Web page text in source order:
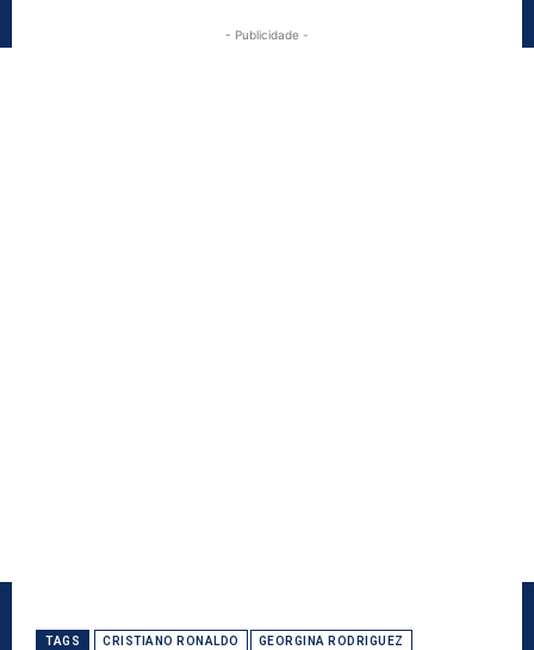
- Publicidade -
TAGS CRISTIANO RONALDO GEORGINA RODRIGUEZ